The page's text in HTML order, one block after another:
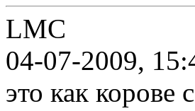
LMC
04-07-2009,
это как корове